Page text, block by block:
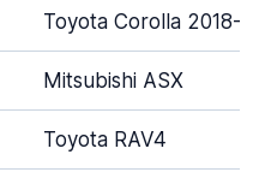
Toyota Corolla 2018-
Mitsubishi ASX
Toyota RAV4